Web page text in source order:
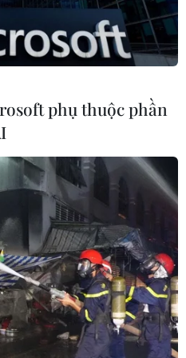
Văn Đạt/TTXVN)
khí tượng thủy văn
Bắc Bộ và vùng biển từ
có mưa rải rác, tầm
xuống 4-10 km trong
phụ thuộc phần